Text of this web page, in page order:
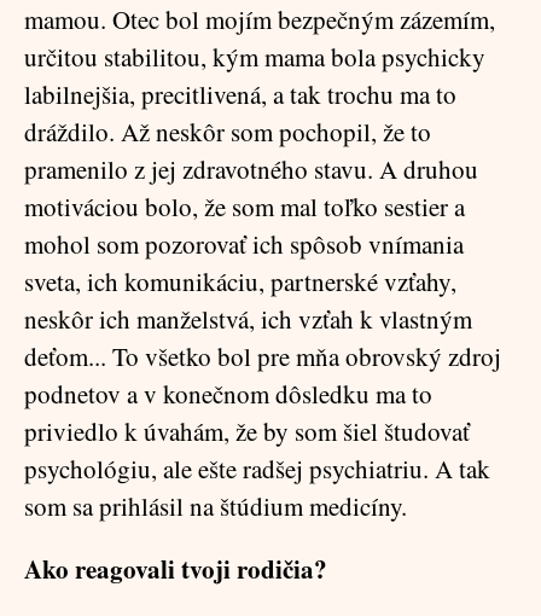
mamou. Otec bol mojím bezpečným zázemím,
určitou stabilitou, kým mama bola psychicky
labilnejšia, precitlivená, a tak trochu ma to
dráždilo. Až neskôr som pochopil, že to
pramenilo z jej zdravotného stavu. A druhou
motiváciou bolo, že som mal toľko sestier a
mohol som pozorovať ich spôsob vnímania
sveta, ich komunikáciu, partnerské vzťahy,
neskôr ich manželstvá, ich vzťah k vlastným
deťom... To všetko bol pre mňa obrovský zdroj
podnetov a v konečnom dôsledku ma to
priviedlo k úvahám, že by som šiel študovať
psychológiu, ale ešte radšej psychiatriu. A tak
som sa prihlásil na štúdium medicíny.
Ako reagovali tvoji rodičia?